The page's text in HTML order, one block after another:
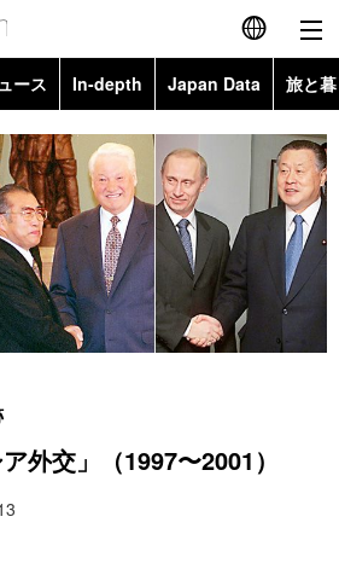
English
简体字
繁體字
Français
Español
Русский
ース In-depth Japan Data 旅と
Topics
Images
People
東京
外交」（1997〜2001）